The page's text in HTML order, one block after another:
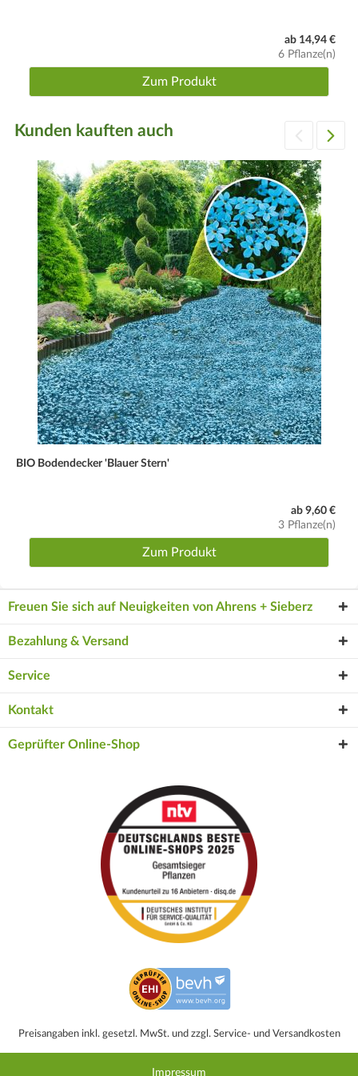
ab 14,94 €
6 Pflanze(n)
Zum Produkt
Kunden kauften auch
BIO Bodendecker 'Blauer Stern'
ab 9,60 €
3 Pflanze(n)
Zum Produkt
Freuen Sie sich auf Neuigkeiten von Ahrens + Sieberz
Bezahlung & Versand
Service
Kontakt
Geprüfter Online-Shop
Preisangaben inkl. gesetzl. MwSt. und zzgl. Service- und Versandkosten
Impressum